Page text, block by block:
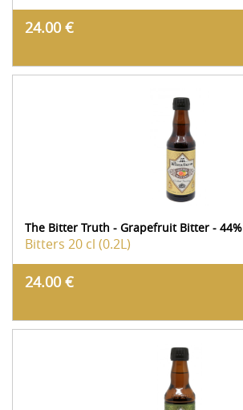
24.00 €
The Bitter Truth - Grapefruit Bitter - 44%
Bitters 20 cl (0.2L)
24.00 €